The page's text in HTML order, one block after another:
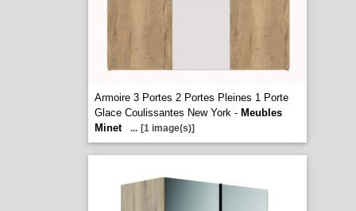
Armoire 3 Portes 2 Portes Pleines 1 Porte
Glace Coulissantes New York - Meubles
Minet
... [1 image(s)]